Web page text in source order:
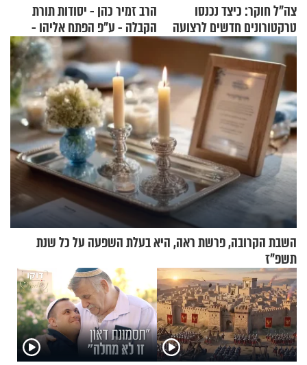
צה"ל חוקר: כיצד נכנסו
טרקטורונים חדשים לרצועה
הרב זמיר כהן - יסודות תורת
הקבלה - ע"פ הפתח אליהו -
חלק ב
השבת הקרובה, פרשת ראה, היא בעלת השפעה על כל שנת
תשפ"ז